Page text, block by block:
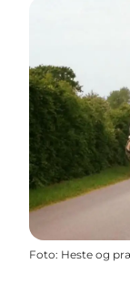
Foto: Heste og